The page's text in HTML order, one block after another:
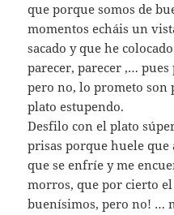
que porque somos de
momentos echáis un
sacado y que he
parecer, parecer ,… pues
pero no, lo prometo son
plato estupendo.
Desfilo con el plato
prisas porque huele que
que se enfríe y me
morros, que por cierto
buenísimos, pero no! …